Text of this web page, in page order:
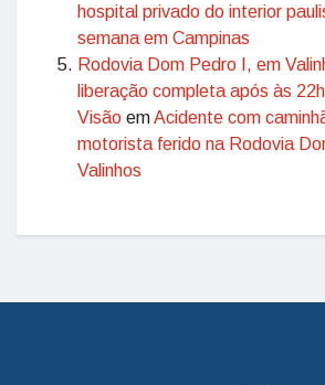
hospital privado do interior
semana em Campinas
Rodovia Dom Pedro I, em
liberação completa após às
Visão emAcidente com
motorista ferido na Rodovia
Valinhos